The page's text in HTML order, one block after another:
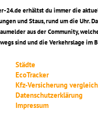
24.de erhältst du immer die
und Staus, rund um die Uhr.
aus der Community,
sind und die Verkehrslage im
Städte
EcoTracker
Kfz-Versicherung
Datenschutzerklärung
Impressum